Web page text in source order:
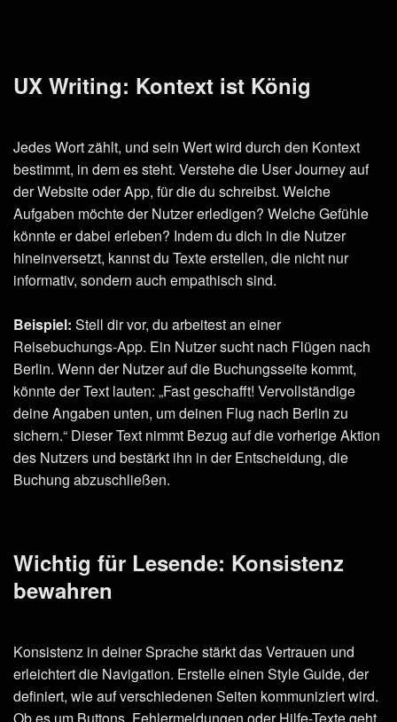
UX Writing: Kontext ist König
Jedes Wort zählt, und sein Wert wird durch den Kontext
bestimmt, in dem es steht. Verstehe die User Journey auf
der Website oder App, für die du schreibst. Welche
Aufgaben möchte der Nutzer erledigen? Welche Gefühle
könnte er dabei erleben? Indem du dich in die Nutzer
hineinversetzt, kannst du Texte erstellen, die nicht nur
informativ, sondern auch empathisch sind.
Beispiel: Stell dir vor, du arbeitest an einer
Reisebuchungs-App. Ein Nutzer sucht nach Flügen nach
Berlin. Wenn der Nutzer auf die Buchungsseite kommt,
könnte der Text lauten: „Fast geschafft! Vervollständige
deine Angaben unten, um deinen Flug nach Berlin zu
sichern.“ Dieser Text nimmt Bezug auf die vorherige Aktion
des Nutzers und bestärkt ihn in der Entscheidung, die
Buchung abzuschließen.
Wichtig für Lesende: Konsistenz
bewahren
Konsistenz in deiner Sprache stärkt das Vertrauen und
erleichtert die Navigation. Erstelle einen Style Guide, der
definiert, wie auf verschiedenen Seiten kommuniziert wird.